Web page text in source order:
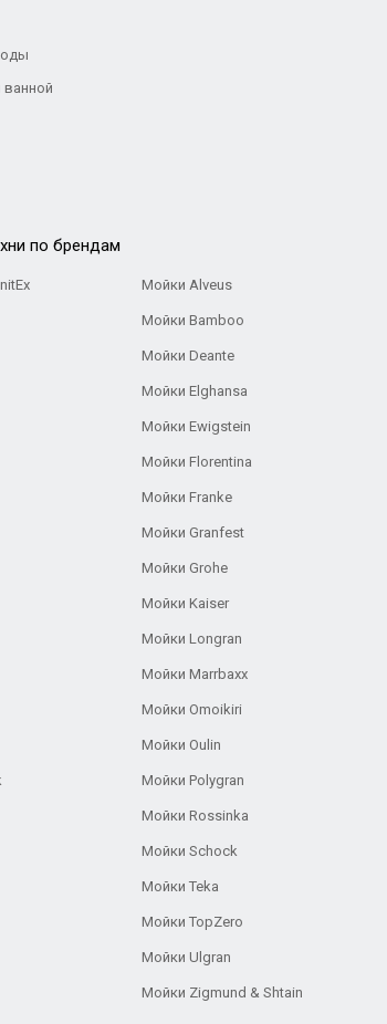
ванной
по брендам
Мойки Alveus
Мойки Bamboo
Мойки Deante
Мойки Elghansa
Мойки Ewigstein
Мойки Florentina
Мойки Franke
Мойки Granfest
Мойки Grohe
Мойки Kaiser
Мойки Longran
Мойки Marrbaxx
Мойки Omoikiri
Мойки Oulin
Мойки Polygran
Мойки Rossinka
Мойки Schock
Мойки Teka
Мойки TopZero
Мойки Ulgran
Мойки Zigmund & Shtain